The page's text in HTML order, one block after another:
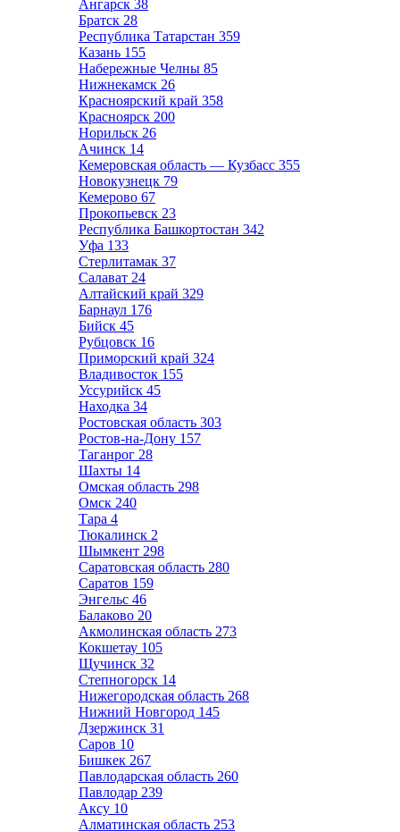
Ангарск 38
Братск 28
Республика Татарстан 359
Казань 155
Набережные Челны 85
Нижнекамск 26
Красноярский край 358
Красноярск 200
Норильск 26
Ачинск 14
Кемеровская область — Кузбасс 355
Новокузнецк 79
Кемерово 67
Прокопьевск 23
Республика Башкортостан 342
Уфа 133
Стерлитамак 37
Салават 24
Алтайский край 329
Барнаул 176
Бийск 45
Рубцовск 16
Приморский край 324
Владивосток 155
Уссурийск 45
Находка 34
Ростовская область 303
Ростов-на-Дону 157
Таганрог 28
Шахты 14
Омская область 298
Омск 240
Тара 4
Тюкалинск 2
Шымкент 298
Саратовская область 280
Саратов 159
Энгельс 46
Балаково 20
Акмолинская область 273
Кокшетау 105
Щучинск 32
Степногорск 14
Нижегородская область 268
Нижний Новгород 145
Дзержинск 31
Саров 10
Бишкек 267
Павлодарская область 260
Павлодар 239
Аксу 10
Алматинская область 253